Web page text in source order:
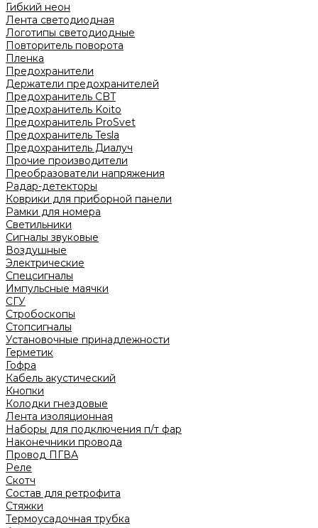
Гибкий неон
Лента светодиодная
Логотипы светодиодные
Повторитель поворота
Пленка
Предохранители
Держатели предохранителей
Предохранитель CBT
Предохранитель Koito
Предохранитель ProSvet
Предохранитель Tesla
Предохранитель Диалуч
Прочие производители
Преобразователи напряжения
Радар-детекторы
Коврики для приборной панели
Рамки для номера
Светильники
Сигналы звуковые
Воздушные
Электрические
Спецсигналы
Импульсные маячки
СГУ
Стробоскопы
Стопсигналы
Установочные принадлежности
Герметик
Гофра
Кабель акустический
Кнопки
Колодки гнездовые
Лента изоляционная
Наборы для подключения п/т фар
Наконечники провода
Провод ПГВА
Реле
Скотч
Состав для ретрофита
Стяжки
Термоусадочная трубка